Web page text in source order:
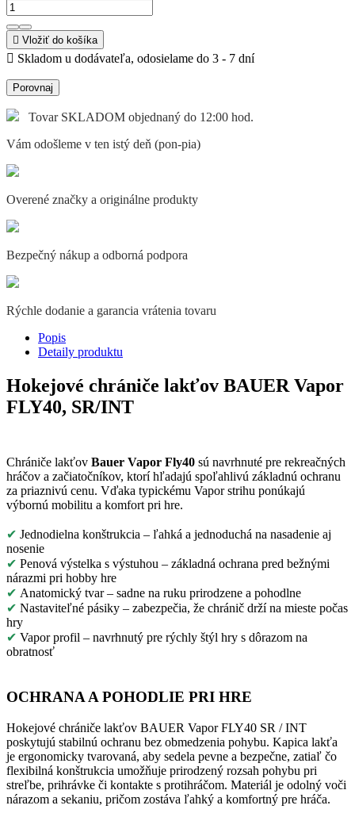
 Vložiť do košíka
 Skladom u dodávateľa, odosielame do 3 - 7 dní
Porovnaj
Tovar SKLADOM objednaný do 12:00 hod.
Vám odošleme v ten istý deň (pon-pia)
Overené značky a originálne produkty
Bezpečný nákup a odborná podpora
Rýchle dodanie a garancia vrátenia tovaru
Popis
Detaily produktu
Hokejové chrániče lakťov BAUER Vapor
FLY40, SR/INT
Chrániče lakťov Bauer Vapor Fly40 sú navrhnuté pre rekreačných
hráčov a začiatočníkov, ktorí hľadajú spoľahlivú základnú ochranu
za priaznivú cenu. Vďaka typickému Vapor strihu ponúkajú
výbornú mobilitu a komfort pri hre.
✔ Jednodielna konštrukcia – ľahká a jednoduchá na nasadenie aj
nosenie
✔ Penová výstelka s výstuhou – základná ochrana pred bežnými
nárazmi pri hobby hre
✔ Anatomický tvar – sadne na ruku prirodzene a pohodlne
✔ Nastaviteľné pásiky – zabezpečia, že chránič drží na mieste počas
hry
✔ Vapor profil – navrhnutý pre rýchly štýl hry s dôrazom na
obratnosť
OCHRANA A POHODLIE PRI HRE
Hokejové chrániče lakťov BAUER Vapor FLY40 SR / INT
poskytujú stabilnú ochranu bez obmedzenia pohybu. Kapica lakťa
je ergonomicky tvarovaná, aby sedela pevne a bezpečne, zatiaľ čo
flexibilná konštrukcia umožňuje prirodzený rozsah pohybu pri
streľbe, prihrávke či kontakte s protihráčom. Materiál je odolný voči
nárazom a sekaniu, pričom zostáva ľahký a komfortný pre hráča.